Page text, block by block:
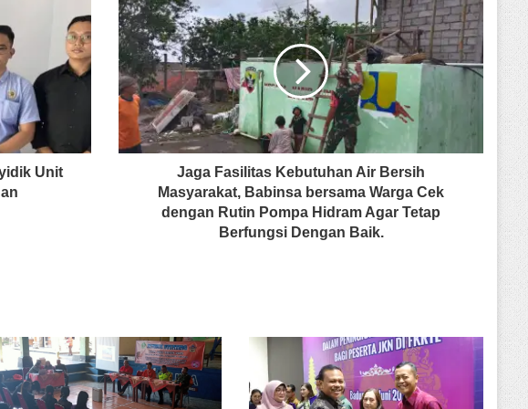
Unit
Jaga Fasilitas Kebutuhan Air Bersih
Masyarakat, Babinsa bersama Warga Cek
dengan Rutin Pompa Hidram Agar Tetap
Berfungsi Dengan Baik.